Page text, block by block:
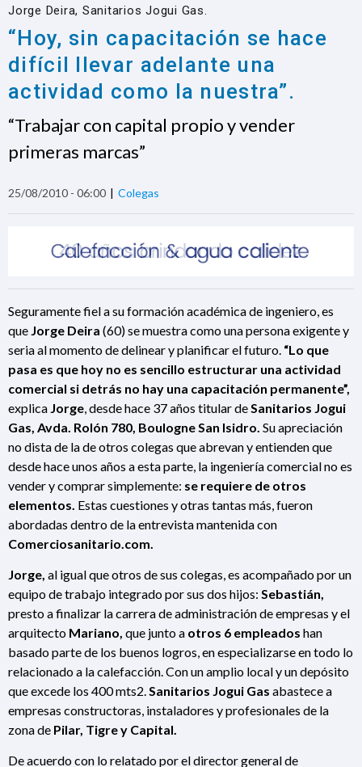
Jorge Deira, Sanitarios Jogui Gas.
“Hoy, sin capacitación se hace
difícil llevar adelante una
actividad como la nuestra”.
“Trabajar con capital propio y vender
primeras marcas”
25/08/2010 - 06:00 Colegas
Seguramente fiel a su formación académica de ingeniero, es
que Jorge Deira (60) se muestra como una persona exigente y
seria al momento de delinear y planificar el futuro. “Lo que
pasa es que hoy no es sencillo estructurar una actividad
comercial si detrás no hay una capacitación permanente”,
explica Jorge , desde hace 37 años titular de Sanitarios Jogui
Gas, Avda. Rolón 780, Boulogne San Isidro. Su apreciación
no dista de la de otros colegas que abrevan y entienden que
desde hace unos años a esta parte, la ingeniería comercial no es
vender y comprar simplemente: se requiere de otros
elementos. Estas cuestiones y otras tantas más, fueron
abordadas dentro de la entrevista mantenida con
Comerciosanitario.com.
Jorge, al igual que otros de sus colegas, es acompañado por un
equipo de trabajo integrado por sus dos hijos: Sebastián,
presto a finalizar la carrera deadministraciónde empresas y el
arquitecto Mariano, que junto a otros 6 empleados han
basado parte de los buenos logros, en especializarse en todo lo
relacionado a la calefacción. Con un amplio local y un depósito
que excede los 400 mts2. Sanitarios Jogui Gas abastece a
empresas constructoras, instaladores y profesionales de la
zona de Pilar, Tigre y Capital.
De acuerdo con lo relatado por el director general de